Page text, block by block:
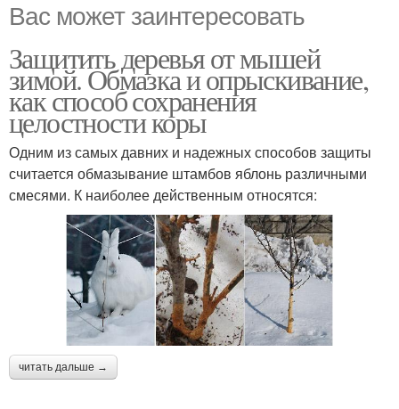
Вас может заинтересовать
Защитить деревья от мышей
зимой. Обмазка и опрыскивание,
как способ сохранения
целостности коры
Одним из самых давних и надежных способов защиты
считается обмазывание штамбов яблонь различными
смесями. К наиболее действенным относятся:
читать дальше →